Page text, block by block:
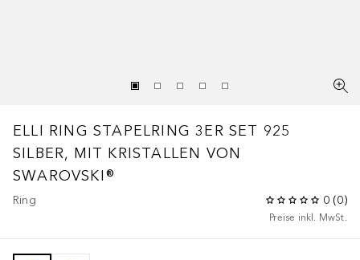
ELLI RING STAPELRING 3ER SET 925
SILBER, MIT KRISTALLEN VON
SWAROVSKI®
Ring 0 (0)
Preise inkl. MwSt.